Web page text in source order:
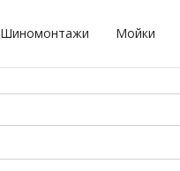
Шиномонтажи Мойки